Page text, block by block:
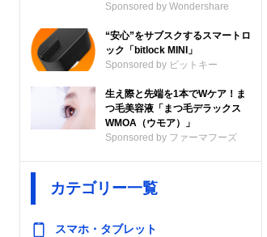
Sponsored by Wondershare
“安心”をサブスクするスマートロ
ック「bitlock MINI」
Sponsored by ビットキー
生え際と先端を1本でWケア！ま
つ毛美容液「まつ毛デラックス
WMOA（ウモア）」
Sponsored by ファーマフーズ
カテゴリー一覧
スマホ・タブレット